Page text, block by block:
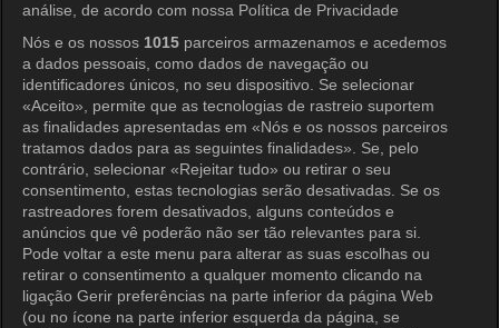
análise, de acordo com nossa Política de Privacidade
Nós e os nossos 1015 parceiros armazenamos e acedemos
a dados pessoais, como dados de navegação ou
identificadores únicos, no seu dispositivo. Se selecionar
«Aceito», permite que as tecnologias de rastreio suportem
as finalidades apresentadas em «Nós e os nossos parceiros
tratamos dados para as seguintes finalidades». Se, pelo
contrário, selecionar «Rejeitar tudo» ou retirar o seu
consentimento, estas tecnologias serão desativadas. Se os
rastreadores forem desativados, alguns conteúdos e
anúncios que vê poderão não ser tão relevantes para si.
Pode voltar a este menu para alterar as suas escolhas ou
retirar o consentimento a qualquer momento clicando na
ligação Gerir preferências na parte inferior da página Web
(ou no ícone na parte inferior esquerda da página, se